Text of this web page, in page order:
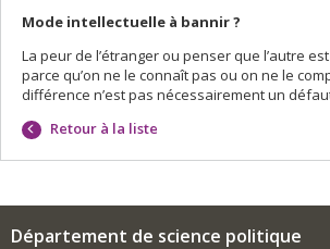
Mode intellectuelle à bannir ?
La peur de l’étranger ou penser que l’autre
parce qu’on ne le connaît pas ou on ne le
différence n’est pas nécessairement un
Retour à la liste
Département de science politique